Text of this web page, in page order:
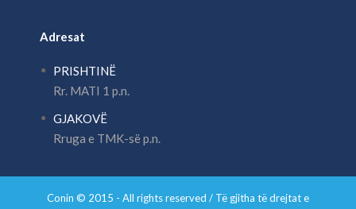
Adresat
PRISHTINË
Rr. MATI 1 p.n.
GJAKOVË
Rruga e TMK-së p.n.
Conin © 2015 - All rights reserved / Të gjitha të drejtat e